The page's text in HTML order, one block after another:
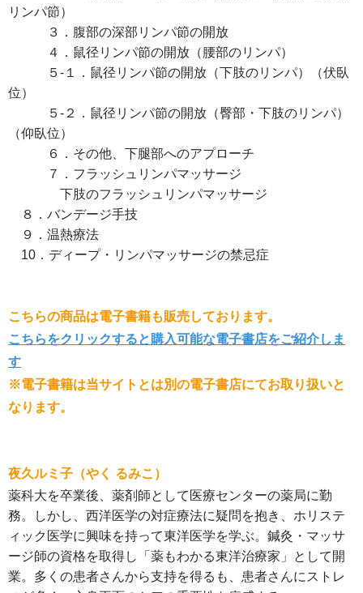
リンパ節）
３．腹部の深部リンパ節の開放
４．鼠径リンパ節の開放（腰部のリンパ）
５-１．鼠径リンパ節の開放（下肢のリンパ）（伏臥
位）
５-２．鼠径リンパ節の開放（臀部・下肢のリンパ）
（仰臥位）
６．その他、下腿部へのアプローチ
７．フラッシュリンパマッサージ
下肢のフラッシュリンパマッサージ
８．バンデージ手技
９．温熱療法
10．ディープ・リンパマッサージの禁忌症
こちらの商品は電子書籍も販売しております。
こちらをクリックすると購入可能な電子書店をご紹介しま
す
※電子書籍は当サイトとは別の電子書店にてお取り扱いと
なります。
夜久ルミ子（やく るみこ）
薬科大を卒業後、薬剤師として医療センターの薬局に勤
務。しかし、西洋医学の対症療法に疑問を抱き、ホリステ
ィック医学に興味を持って東洋医学を学ぶ。鍼灸・マッサ
ージ師の資格を取得し「薬もわかる東洋治療家」として開
業。多くの患者さんから支持を得るも、患者さんにストレ